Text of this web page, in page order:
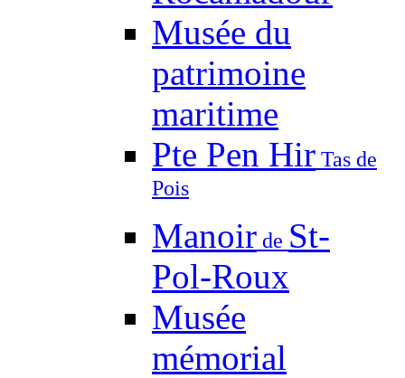
Musée du
patrimoine
maritime
Pte Pen Hir Tas de
Pois
Manoir de St-
Pol-Roux
Musée
mémorial